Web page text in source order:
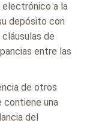
electrónico a la
depósito con
de
entre las
de otros
contiene una
del